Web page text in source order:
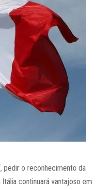
pedir o reconhecimento da
continuará vantajoso em